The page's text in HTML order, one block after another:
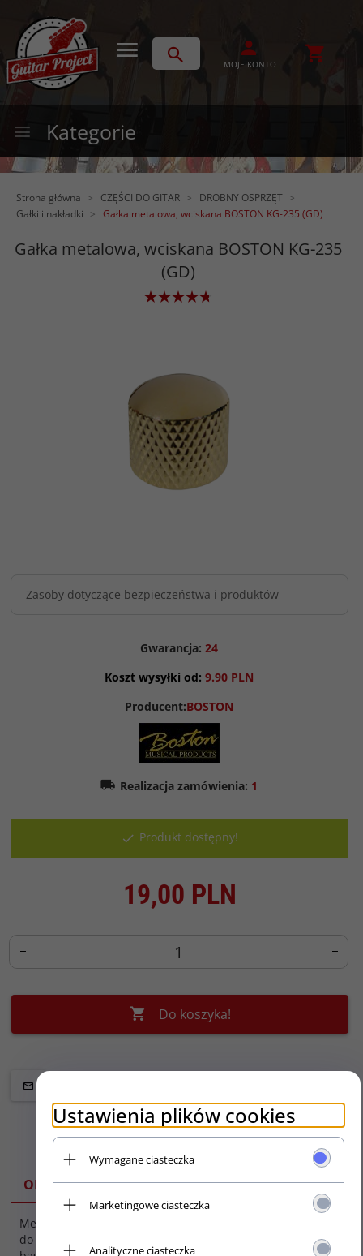
MOJE KONTO
Kategorie
Strona główna CZĘŚCI DO GITAR
DROBNY OSPRZĘT
Gałki i nakładki
Gałka metalowa, wciskana BOSTON KG-235 (GD)
Gałka metalowa, wciskana BOSTON KG-235
(GD)
Zasoby dotyczące bezpieczeństwa i produktów
Gwarancja: 24
Koszt wysyłki od: 9.90 PLN
Producent:BOSTON
Realizacja zamówienia: 1
Produkt dostępny!
19,00 PLN
Do koszyka!
OPIS
Metalowa wciskana gałka
do gitar elektrycznych i
SPECYFIKACJA
Kolor:
Ustawienia plików cookies
Wymagane ciasteczka
Marketingowe ciasteczka
Analityczne ciasteczka